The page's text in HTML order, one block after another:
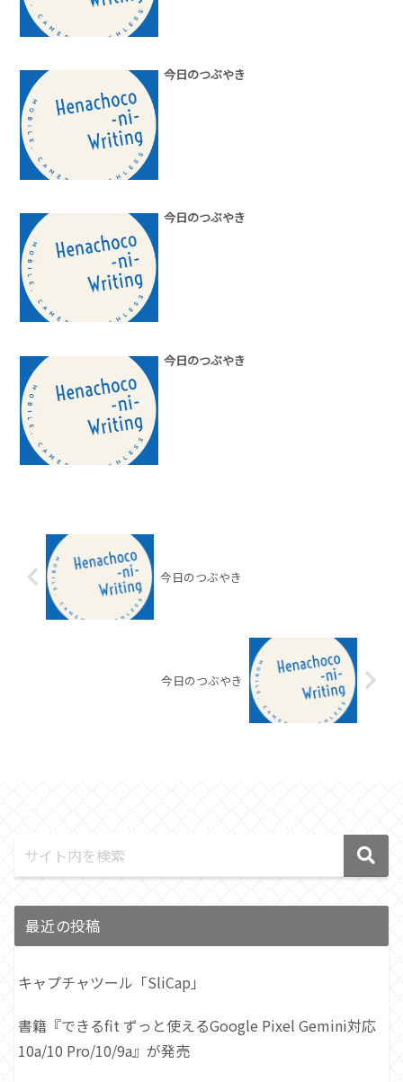
今日のつぶやき
今日のつぶやき
今日のつぶやき
今日のつぶやき
今日のつぶやき
最近の投稿
キャプチャツール「SliCap」
書籍『できるfit ずっと使えるGoogle Pixel Gemini対応
10a/10 Pro/10/9a』が発売